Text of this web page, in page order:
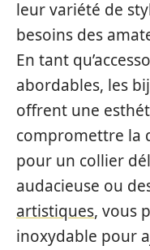
leur variété de
besoins des
En tant
abordables, les
offrent une
compromettre la
pour un collier
audacieuse ou
artistiques, vous
inoxydable pour